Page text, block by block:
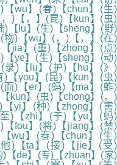
【wu】(春)【chun】(生)
)【，】(昆)【kun】(虫)
)【lu】(生)【sheng】(野)
物)【wu】(，)【，】(在)
jia】(重)【zhong】(点)
【ye】(生)【sheng】(动)
(录)【lu】(护)【hu】(》)
)【you】(昆)【kun】(虫)
而)【er】(蚂)【ma】(蚱)
kun】(虫)【chong】(，)
【yi】(种)【zhong】(害)
)【zhi】(于)【yu】(蚂)
【fou】(将)【jiang】(禁)
wu】(春)【chun】(生)
)【ta】(接)【jie】(受)
)【de】(专)【zhuan】(家)